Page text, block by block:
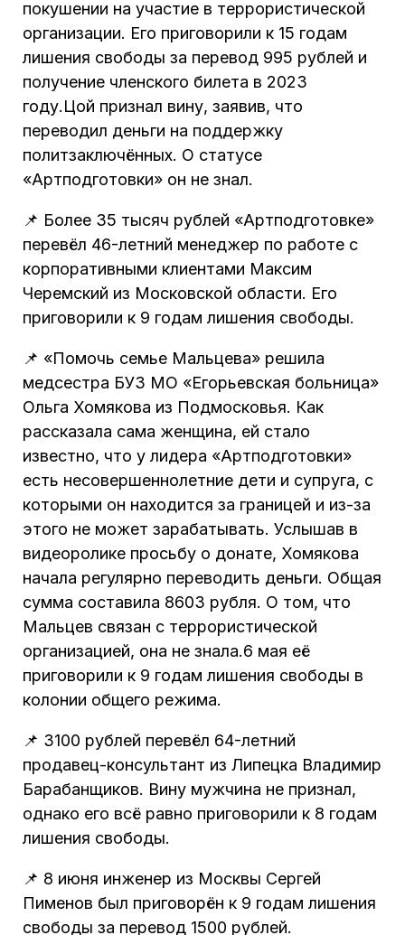
покушении на участие в террористической
организации. Его приговорили к 15 годам
лишения свободы за перевод 995 рублей и
получение членского билета в 2023
году.Цой признал вину, заявив, что
переводил деньги на поддержку
политзаключённых. О статусе
«Артподготовки» он не знал.
📌 Более 35 тысяч рублей «Артподготовке»
перевёл 46-летний менеджер по работе с
корпоративными клиентами Максим
Черемский из Московской области. Его
приговорили к 9 годам лишения свободы.
📌 «Помочь семье Мальцева» решила
медсестра БУЗ МО «Егорьевская больница»
Ольга Хомякова из Подмосковья. Как
рассказала сама женщина, ей стало
известно, что у лидера «Артподготовки»
есть несовершеннолетние дети и супруга, с
которыми он находится за границей и из-за
этого не может зарабатывать. Услышав в
видеоролике просьбу о донате, Хомякова
начала регулярно переводить деньги. Общая
сумма составила 8603 рубля. О том, что
Мальцев связан с террористической
организацией, она не знала.6 мая её
приговорили к 9 годам лишения свободы в
колонии общего режима.
📌 3100 рублей перевёл 64-летний
продавец-консультант из Липецка Владимир
Барабанщиков. Вину мужчина не признал,
однако его всё равно приговорили к 8 годам
лишения свободы.
📌 8 июня инженер из Москвы Сергей
Пименов был приговорён к 9 годам лишения
свободы за перевод 1500 рублей.